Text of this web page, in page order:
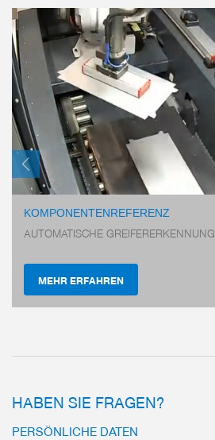
KOMPONENTENREFERENZ
AUTOMATISCHE GREIFERERKENNUNG
MEHR ERFAHREN
HABEN SIE FRAGEN?
PERSÖNLICHE DATEN